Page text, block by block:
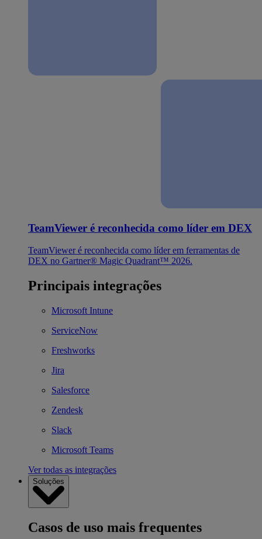
TeamViewer é reconhecida como líder em DEX
TeamViewer é reconhecida como líder em ferramentas de
DEX no Gartner® Magic Quadrant™ 2026.
Principais integrações
Microsoft Intune
ServiceNow
Freshworks
Jira
Salesforce
Zendesk
Slack
Microsoft Teams
Ver todas as integrações
Soluções
Casos de uso mais frequentes